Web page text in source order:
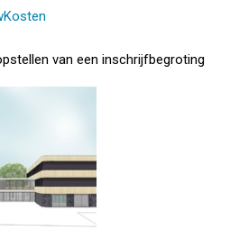
van een inschrijfbegroting